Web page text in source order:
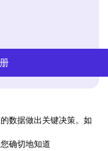
数据做出关键决策。如
确切地知道